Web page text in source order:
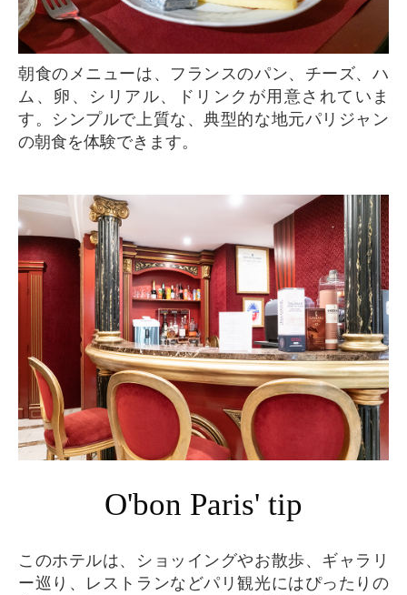
朝食のメニューは、フランスのパン、チーズ、ハ
ム、卵、シリアル、ドリンクが用意されていま
す。シンプルで上質な、典型的な地元パリジャン
の朝食を体験できます。
O'bon Paris' tip
このホテルは、ショッイングやお散歩、ギャラリ
ー巡り、レストランなどパリ観光にはぴったりの